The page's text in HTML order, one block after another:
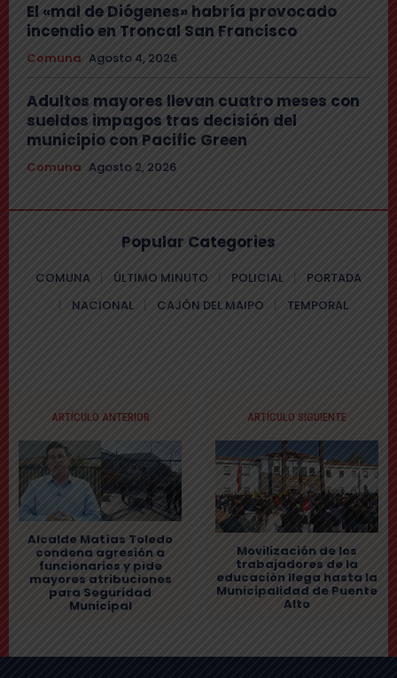
El «mal de Diógenes» habría provocado
incendio en Troncal San Francisco
Comuna Agosto 4, 2026
Adultos mayores llevan cuatro meses con
sueldos impagos tras decisión del
municipio con Pacific Green
Comuna Agosto 2, 2026
Popular Categories
COMUNA ÚLTIMO MINUTO POLICIAL
PORTADA
NACIONAL
CAJÓN DEL MAIPO TEMPORAL
ARTÍCULO ANTERIOR
Alcalde Matías Toledo
condena agresión a
funcionarios y pide
mayores atribuciones
para Seguridad
Municipal
ARTÍCULO SIGUIENTE
Movilización de los
trabajadores de la
educación llega hasta la
Municipalidad de Puente
Alto